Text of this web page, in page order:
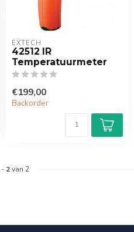
EXTECH
42512 IR
Temperatuurmeter
€199,00
Backorder
- 2van 2